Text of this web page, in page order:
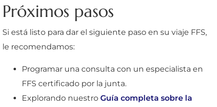
Próximos pasos
Si está listo para dar el siguiente paso en su viaje FFS,
le recomendamos:
Programar una consulta con un especialista en
FFS certificado por la junta.
Explorando nuestro Guía completa sobre la